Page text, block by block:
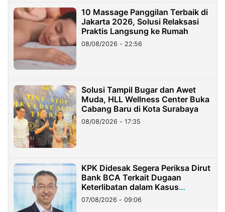
10 Massage Panggilan Terbaik di
Jakarta 2026, Solusi Relaksasi
Praktis Langsung ke Rumah
08/08/2026 - 22:56
Solusi Tampil Bugar dan Awet
Muda, HLL Wellness Center Buka
Cabang Baru di Kota Surabaya
08/08/2026 - 17:35
KPK Didesak Segera Periksa Dirut
Bank BCA Terkait Dugaan
Keterlibatan dalam Kasus
Hilangnya Dana Nasabah Rp2,58
Miliar
07/08/2026 - 09:06